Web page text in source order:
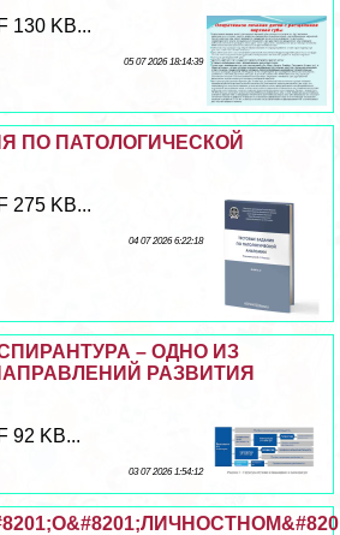
130 KB...
05 07 2026 18:14:39
ПО ПАТОЛОГИЧЕСКОЙ
275 KB...
04 07 2026 6:22:18
– ОДНО ИЗ
РАЗВИТИЯ
92 KB...
03 07 2026 1:54:12